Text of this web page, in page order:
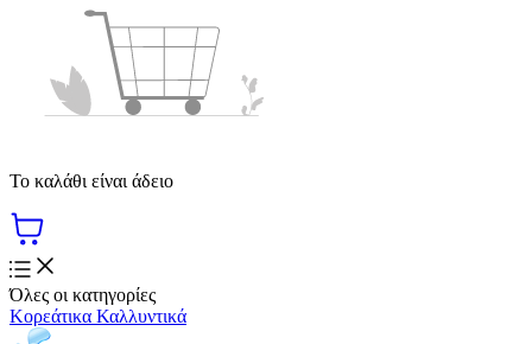
Το καλάθι είναι άδειο
Όλες οι κατηγορίες
Κορεάτικα Καλλυντικά